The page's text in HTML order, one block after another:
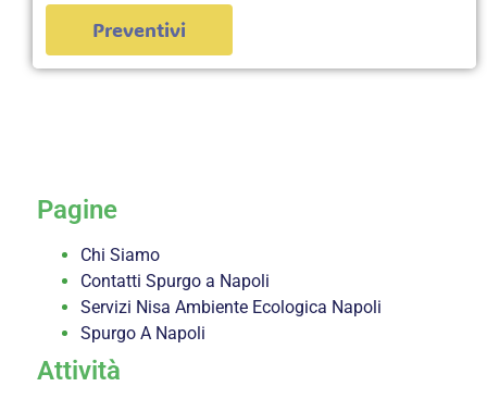
Preventivi
Pagine
Chi Siamo
Contatti Spurgo a Napoli
Servizi Nisa Ambiente Ecologica Napoli
Spurgo A Napoli
Attività